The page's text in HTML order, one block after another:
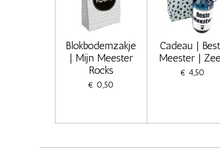
Blokbodemzakje
| Mijn Meester
Rocks
€ 0,50
Cadeau |
Meester |
€ 4,50